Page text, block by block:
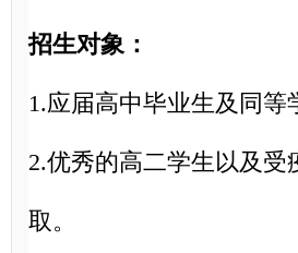
招生对象：
1.应届高中毕业生及同等
2.优秀的高二学生以及
取。